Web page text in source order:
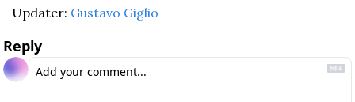
Updater: Gustavo Giglio
Reply